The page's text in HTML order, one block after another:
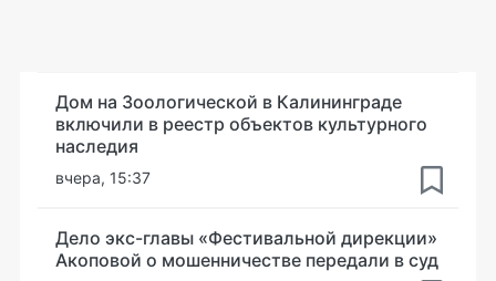
Дом на Зоологической в Калининграде
включили в реестр объектов культурного
наследия
вчера, 15:37
Дело экс-главы «Фестивальной дирекции»
Акоповой о мошенничестве передали в суд